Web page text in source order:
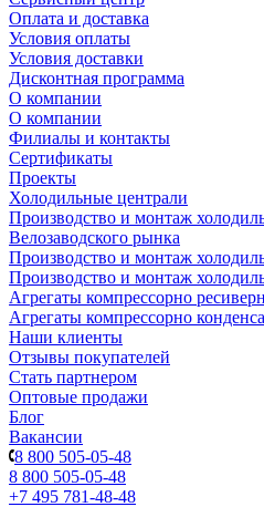
Оплата и доставка
Условия оплаты
Условия доставки
Дисконтная программа
О компании
О компании
Филиалы и контакты
Сертификаты
Проекты
Холодильные централи
Производство и монтаж
Велозаводского рынка
Производство и монтаж
Производство и монтаж
Агрегаты компрессорно
Агрегаты компрессорно
Наши клиенты
Отзывы покупателей
Стать партнером
Оптовые продажи
Блог
Вакансии
8 800 505-05-48
8 800 505-05-48
+7 495 781-48-48